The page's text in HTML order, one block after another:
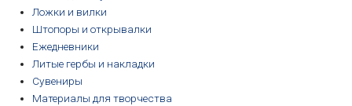
Ложки и вилки
Штопоры и открывалки
Ежедневники
Литые гербы и накладки
Сувениры
Материалы для творчества